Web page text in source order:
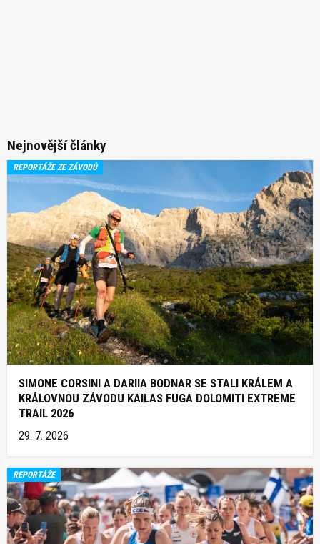
Nejnovější články
REPORTÁŽE ZE ZÁVODŮ
SIMONE CORSINI A DARIIA BODNAR SE STALI KRÁLEM A
KRÁLOVNOU ZÁVODU KAILAS FUGA DOLOMITI EXTREME
TRAIL 2026
29. 7. 2026
REPORTÁŽE